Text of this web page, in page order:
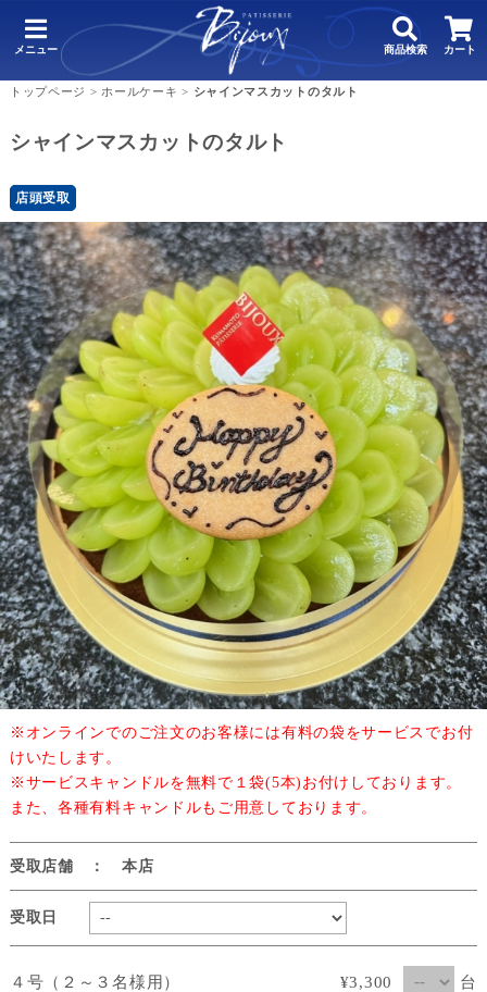
メニュー 商品検索 カート
トップページ > ホールケーキ > シャインマスカットのタルト
シャインマスカットのタルト
店頭受取
※オンラインでのご注文のお客様には有料の袋をサービスでお付
けいたします。
※サービスキャンドルを無料で１袋(5本)お付けしております。
また、各種有料キャンドルもご用意しております。
受取店舗 ： 本店
受取日
４号（２～３名様用） ¥3,300 台